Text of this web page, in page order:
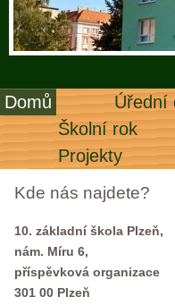
Domů Úřední
Školní rok
Projekty
Kde nás najdete?
10. základní škola Plzeň,
nám. Míru 6,
příspěvková organizace
301 00 Plzeň